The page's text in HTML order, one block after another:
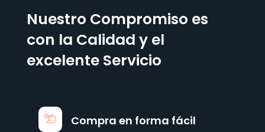
Nuestro Compromiso es
con la Calidad y el
excelente Servicio
Compra en forma fácil